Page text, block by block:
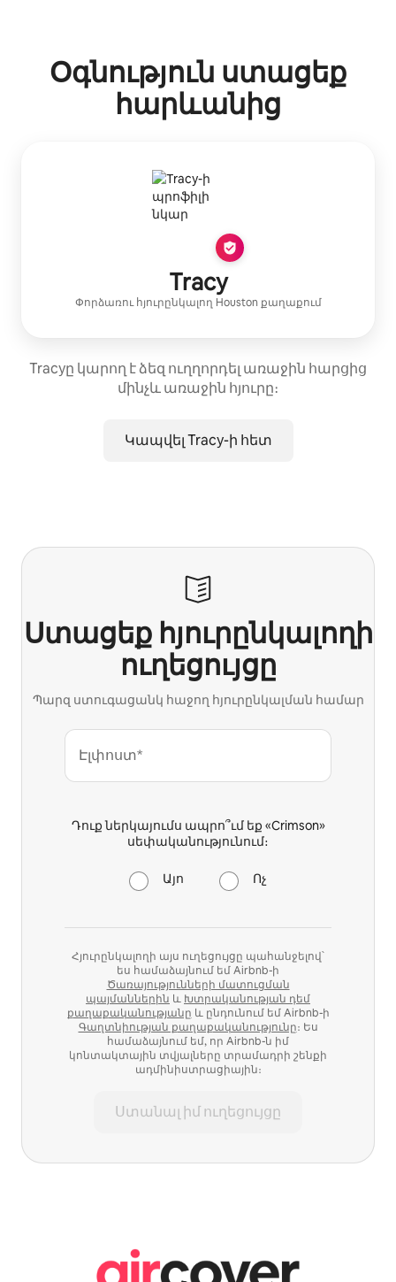
Օգնություն ստացեք
հարևանից
Tracy
Փորձառու հյուրընկալող Houston քաղաքում
Tracyը կարող է ձեզ ուղղորդել առաջին հարցից
մինչև առաջին հյուրը։
Կապվել Tracy-ի հետ
Ստացեք հյուրընկալողի
ուղեցույցը
Պարզ ստուգացանկ հաջող հյուրընկալման համար
Էլփոստ*
Դուք ներկայումս ապրո՞ւմ եք «Crimson»
սեփականությունում։
Այո Ոչ
Հյուրընկալողի այս ուղեցույցը պահանջելով՝
ես համաձայնում եմ Airbnb-ի
Ծառայությունների մատուցման
պայմաններին և Խտրականության դեմ
քաղաքականությանը և ընդունում եմ Airbnb-ի
Գաղտնիության քաղաքականությունը։ Ես
համաձայնում եմ, որ Airbnb-ն իմ
կոնտակտային տվյալները տրամադրի շենքի
ադմինիստրացիային։
Ստանալ իմ ուղեցույցը